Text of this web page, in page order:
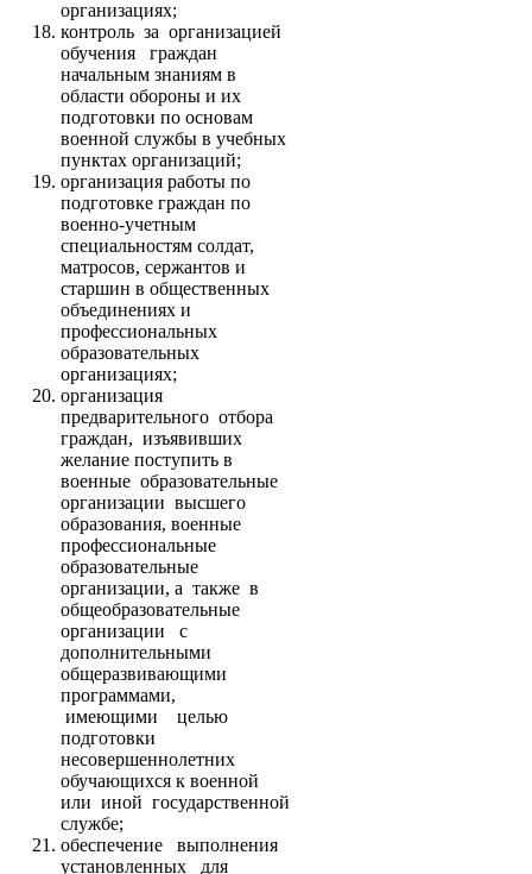
организациях;
контроль за организацией
обучения граждан
начальным знаниям в
области обороны и их
подготовки по основам
военной службы в учебных
пунктах организаций;
организация работы по
подготовке граждан по
военно-учетным
специальностям солдат,
матросов, сержантов и
старшин в общественных
объединениях и
профессиональных
образовательных
организациях;
организация
предварительного отбора
граждан, изъявивших
желание поступить в
военные образовательные
организации высшего
образования, военные
профессиональные
образовательные
организации, а также в
общеобразовательные
организации с
дополнительными
общеразвивающими
программами,
имеющими целью
подготовки
несовершеннолетних
обучающихся к военной
или иной государственной
службе;
обеспечение выполнения
установленных для